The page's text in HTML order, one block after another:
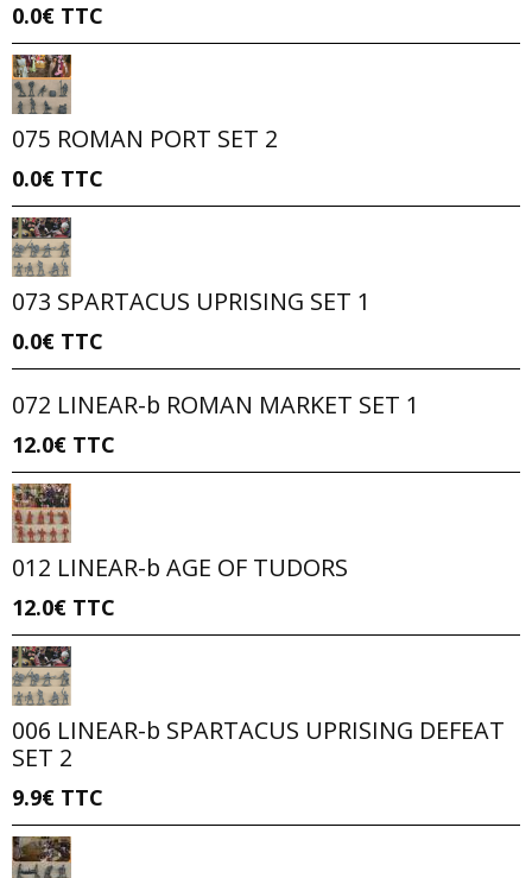
0.0€ TTC
075 ROMAN PORT SET 2
0.0€ TTC
073 SPARTACUS UPRISING SET 1
0.0€ TTC
072 LINEAR-b ROMAN MARKET SET 1
12.0€ TTC
012 LINEAR-b AGE OF TUDORS
12.0€ TTC
006 LINEAR-b SPARTACUS UPRISING DEFEAT
SET 2
9.9€ TTC